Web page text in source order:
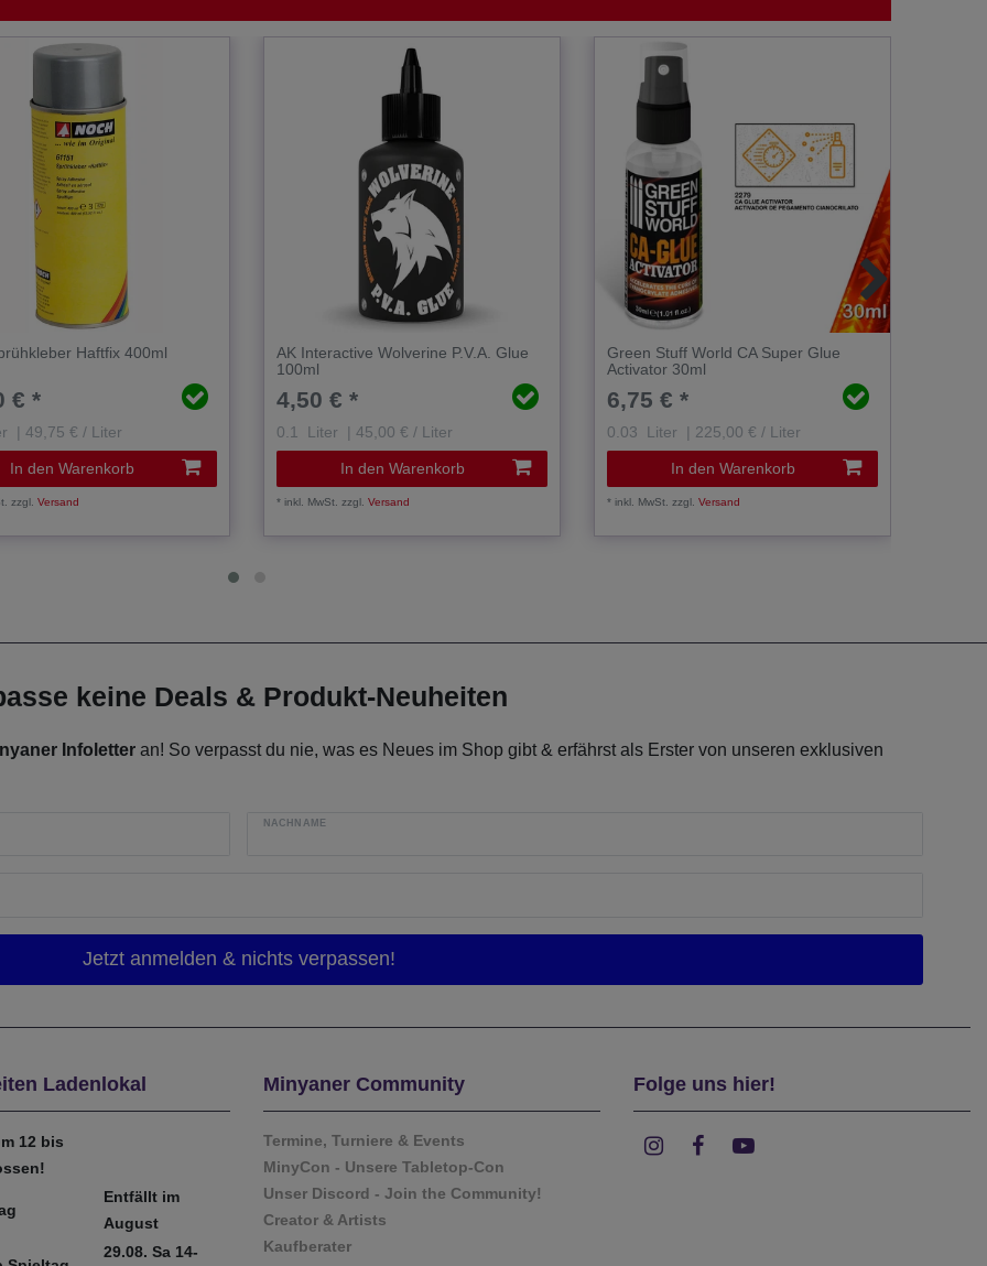
Haftfix 400ml
€ *
| 49,75 € / Liter
In den Warenkorb
zzgl.Versand
AK Interactive Wolverine P.V.A. Glue
100ml
4,50 € *
0.1 Liter | 45,00 € / Liter
In den Warenkorb
*inkl. MwSt. zzgl.Versand
Green Stuff World CA Super Glue
Activator 30ml
6,75 € *
0.03 Liter | 225,00 € / Liter
In den Warenkorb
*inkl. MwSt. zzgl.Versand
keine Deals & Produkt-Neuheiten
Infoletter an! So verpasst du nie, was es Neues im Shop gibt & erfährst als Erster von unseren exklusiven
NACHNAME
Ladenlokal
12 bis
Entfällt im
August
29.08. Sa 14-
Minyaner Community
Termine, Turniere & Events
MinyCon - Unsere Tabletop-Con
Unser Discord - Join the Community!
Creator & Artists
Kaufberater
Folge uns hier!